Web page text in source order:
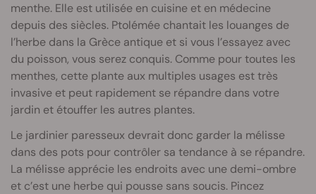
menthe. Elle est utilisée en cuisine et en médecine
depuis des siècles. Ptolémée chantait les louanges de
l’herbe dans la Grèce antique et si vous l’essayez avec
du poisson, vous serez conquis. Comme pour toutes les
menthes, cette plante aux multiples usages est très
invasive et peut rapidement se répandre dans votre
jardin et étouffer les autres plantes.
Le jardinier paresseux devrait donc garder la mélisse
dans des pots pour contrôler sa tendance à se répandre.
La mélisse apprécie les endroits avec une demi-ombre
et c’est une herbe qui pousse sans soucis. Pincez